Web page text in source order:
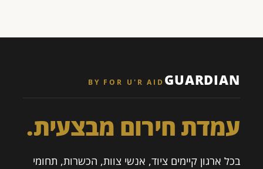
GUARDIAN
BY FOR U'R AID
עמדת חירום מבצעית.
בכל ארגון קיימים ציוד, אנשי צוות, הכשרות, תחומי